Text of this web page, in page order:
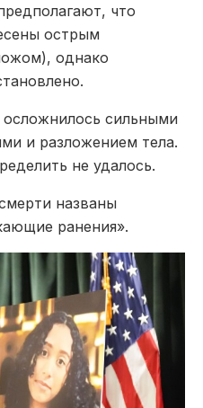
что
острым
однако
сильными
и разложением тела.
не удалось.
названы
ранения».